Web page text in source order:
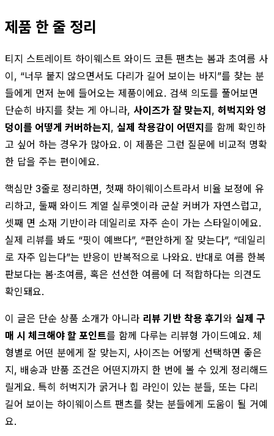
제품 한 줄 정리
티지 스트레이트 하이웨스트 와이드 코튼 팬츠는 봄과 초여름 사
이, “너무 붙지 않으면서도 다리가 길어 보이는 바지”를 찾는 분
들에게 먼저 눈에 들어오는 제품이에요. 검색 의도를 풀어보면
단순히 바지를 찾는 게 아니라, 사이즈가 잘 맞는지, 허벅지와 엉
덩이를 어떻게 커버하는지, 실제 착용감이 어떤지를 함께 확인하
고 싶어 하는 경우가 많아요. 이 제품은 그런 질문에 비교적 명확
한 답을 주는 편이에요.
핵심만 3줄로 정리하면, 첫째 하이웨이스트라서 비율 보정에 유
리하고, 둘째 와이드 계열 실루엣이라 군살 커버가 자연스럽고,
셋째 면 소재 기반이라 데일리로 자주 손이 가는 스타일이에요.
실제 리뷰를 봐도 “핏이 예쁘다”, “편안하게 잘 맞는다”, “데일리
로 자주 입는다”는 반응이 반복적으로 나와요. 반대로 여름 한복
판보다는 봄·초여름, 혹은 선선한 여름에 더 적합하다는 의견도
확인돼요.
이 글은 단순 상품 소개가 아니라 리뷰 기반 착용 후기와 실제 구
매 시 체크해야 할 포인트를 함께 다루는 리뷰형 가이드예요. 체
형별로 어떤 분에게 잘 맞는지, 사이즈는 어떻게 선택하면 좋은
지, 배송과 반품 조건은 어떤지까지 한 번에 볼 수 있게 정리해드
릴게요. 특히 허벅지가 굵거나 힙 라인이 있는 분들, 또는 다리
길어 보이는 하이웨이스트 팬츠를 찾는 분들에게 도움이 될 거예
요.